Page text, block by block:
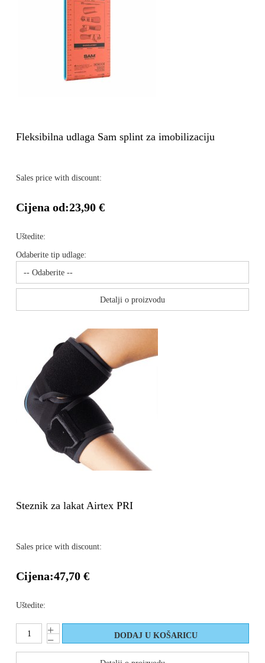
Fleksibilna udlaga Sam splint za imobilizaciju
Sales price with discount:
Cijena od:23,90 €
Uštedite:
Odaberite tip udlage:
Detalji o proizvodu
Steznik za lakat Airtex PRI
Sales price with discount:
Cijena:47,70 €
Uštedite: